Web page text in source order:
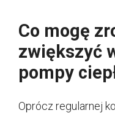
Co mogę
zwiększyć
pompy
Oprócz regularnej